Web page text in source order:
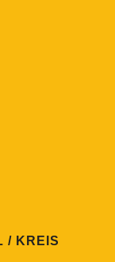
/ KREIS